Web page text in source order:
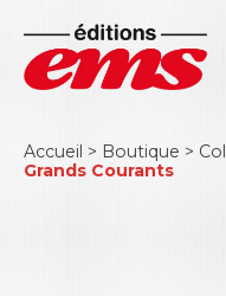
Accueil > Boutique >
Grands Courants